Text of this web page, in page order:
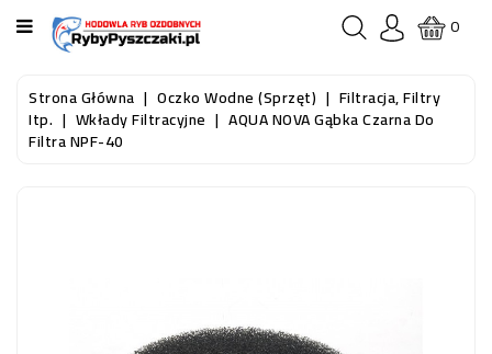
KATEGORIA
STRONA
GŁÓWNA
0
Strona Główna Oczko Wodne (sprzęt) Filtracja, Filtry
Itp. Wkłady Filtracyjne AQUA NOVA Gąbka Czarna Do
Filtra NPF-40